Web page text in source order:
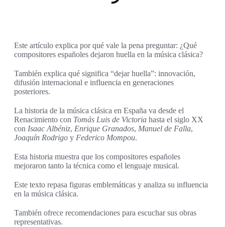
Este artículo explica por qué vale la pena preguntar: ¿Qué
compositores españoles dejaron huella en la música clásica?
También explica qué significa “dejar huella”: innovación,
difusión internacional e influencia en generaciones
posteriores.
La historia de la música clásica en España va desde el
Renacimiento con Tomás Luis de Victoria hasta el siglo XX
con Isaac Albéniz, Enrique Granados, Manuel de Falla,
Joaquín Rodrigo y Federico Mompou.
Esta historia muestra que los compositores españoles
mejoraron tanto la técnica como el lenguaje musical.
Este texto repasa figuras emblemáticas y analiza su influencia
en la música clásica.
También ofrece recomendaciones para escuchar sus obras
representativas.